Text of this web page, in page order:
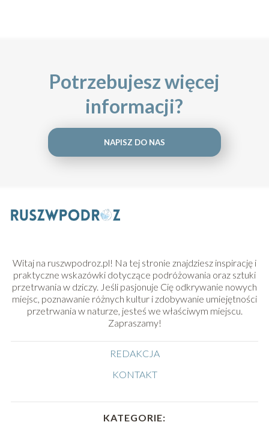
Potrzebujesz więcej
informacji?
NAPISZ DO NAS
Witaj na ruszwpodroz.pl! Na tej stronie znajdziesz inspirację i
praktyczne wskazówki dotyczące podróżowania oraz sztuki
przetrwania w dziczy. Jeśli pasjonuje Cię odkrywanie nowych
miejsc, poznawanie różnych kultur i zdobywanie umiejętności
przetrwania w naturze, jesteś we właściwym miejscu.
Zapraszamy!
REDAKCJA
KONTAKT
KATEGORIE: